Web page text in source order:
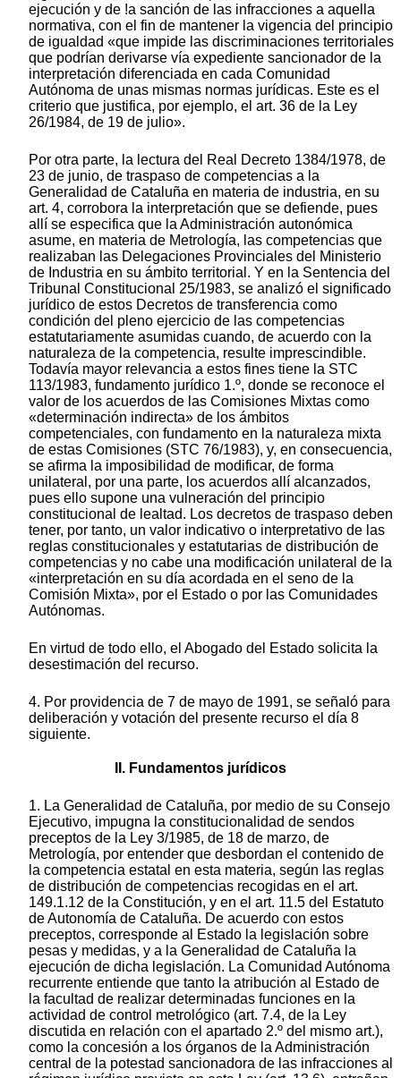
ejecución y de !a sanción de las infracciones a aquella
normativa, con el fin de mantener la vigencia del principio
de igualdad «que impide las discriminaciones territoriales
que podrían derivarse vía expediente sancionador de la
interpretación diferenciada en cada Comunidad
Autónoma de unas mismas normas jurídicas. Este es el
criterio que justifica, por ejemplo, el art. 36 de la Ley
26/1984, de 19 de julio».
Por otra parte, la lectura del Real Decreto 1384/1978, de
23 de junio, de traspaso de competencias a la
Generalidad de Cataluña en materia de industria, en su
art. 4, corrobora la interpretación que se defiende, pues
allí se especifica que la Administración autonómica
asume, en materia de Metrología, las competencias que
realizaban las Delegaciones Provinciales del Ministerio
de Industria en su ámbito territorial. Y en la Sentencia del
Tribunal Constitucional 25/1983, se analizó el significado
jurídico de estos Decretos de transferencia como
condición del pleno ejercicio de las competencias
estatutariamente asumidas cuando, de acuerdo con la
naturaleza de la competencia, resulte imprescindible.
Todavía mayor relevancia a estos fines tiene la STC
113/1983, fundamento jurídico 1.º, donde se reconoce el
valor de los acuerdos de las Comisiones Mixtas como
«determinación indirecta» de los ámbitos
competenciales, con fundamento en la naturaleza mixta
de estas Comisiones (STC 76/1983), y, en consecuencia,
se afirma la imposibilidad de modificar, de forma
unilateral, por una parte, los acuerdos allí alcanzados,
pues ello supone una vulneración del principio
constitucional de lealtad. Los decretos de traspaso deben
tener, por tanto, un valor indicativo o interpretativo de las
reglas constitucionales y estatutarias de distribución de
competencias y no cabe una modificación unilateral de la
«interpretación en su día acordada en el seno de la
Comisión Mixta», por el Estado o por las Comunidades
Autónomas.
En virtud de todo ello, el Abogado del Estado solicita la
desestimación del recurso.
4. Por providencia de 7 de mayo de 1991, se señaló para
deliberación y votación del presente recurso el día 8
siguiente.
II. Fundamentos jurídicos
1. La Generalidad de Cataluña, por medio de su Consejo
Ejecutivo, impugna la constitucionalidad de sendos
preceptos de la Ley 3/1985, de 18 de marzo, de
Metrología, por entender que desbordan el contenido de
la competencia estatal en esta materia, según las reglas
de distribución de competencias recogidas en el art.
149.1.12 de la Constitución, y en el art. 11.5 del Estatuto
de Autonomía de Cataluña. De acuerdo con estos
preceptos, corresponde al Estado la legislación sobre
pesas y medidas, y a la Generalidad de Cataluña la
ejecución de dicha legislación. La Comunidad Autónoma
recurrente entiende que tanto la atribución al Estado de
la facultad de realizar determinadas funciones en la
actividad de control metrológico (art. 7.4, de la Ley
discutida en relación con el apartado 2.º del mismo art.),
como la concesión a los órganos de la Administración
central de la potestad sancionadora de las infracciones al